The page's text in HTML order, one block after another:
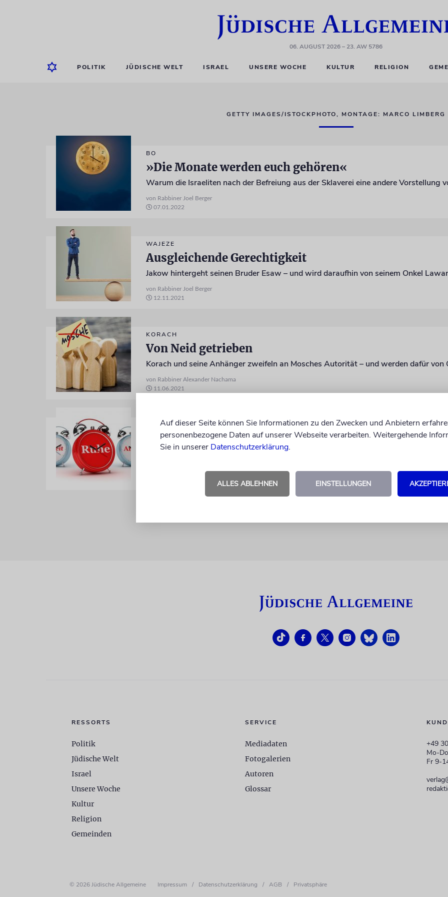
06. AUGUST 2026– 23. AW 5786
POLITIK JÜDISCHE WELT ISRAEL UNSERE WOCHE KULTUR RELIGION
GETTY IMAGES/ISTOCKPHOTO, MONTAGE: MARCO LIMBERG
BO
»Die Monate werden euch gehören«
Warum die Israeliten nach der Befreiung aus der Sklaverei eine andere Vorstellung
von Rabbiner Joel Berger
07.01.2022
WAJEZE
Ausgleichende Gerechtigkeit
Jakow hintergeht seinen Bruder Esaw – und wird daraufhin von seinem Onkel
von Rabbiner Joel Berger
12.11.2021
KORACH
Von Neid getrieben
Korach und seine Anhänger zweifeln an Mosches Autorität – und werden dafür
von Rabbiner Alexander Nachama
11.06.2021
JUBILÄUM
Der siebte Tag
von Rabbiner Andreas Nachama
+49
Mo-
Fr 9-
RESSORTS
Politik
Jüdische Welt
Israel
Unsere Woche
Kultur
Religion
Gemeinden
SERVICE
Mediadaten
Fotogalerien
Autoren
Glossar
© 2026 Jüdische Allgemeine Impressum / Datenschutzerklärung / AGB / Privatsphäre
Auf dieser Seite können Sie Informationen zu den Zwecken und Anbietern
personenbezogene Daten auf unserer Webseite verarbeiten. Weitergehende
Sie in unserer Datenschutzerklärung.
ALLES ABLEHNEN EINSTELLUNGEN